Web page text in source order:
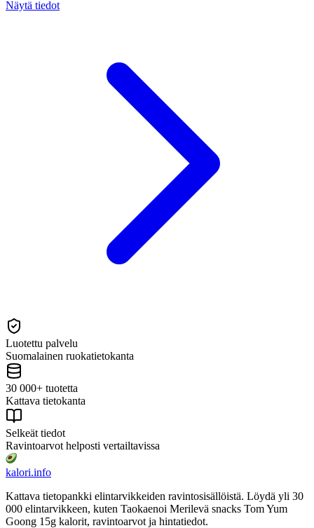
Näytä tiedot
Luotettu palvelu
Suomalainen ruokatietokanta
30 000+ tuotetta
Kattava tietokanta
Selkeät tiedot
Ravintoarvot helposti vertailtavissa
kalori.info
Kattava tietopankki elintarvikkeiden ravintosisällöistä. Löydä yli 30
000 elintarvikkeen, kuten Taokaenoi Merilevä snacks Tom Yum
Goong 15g kalorit, ravintoarvot ja hintatiedot.